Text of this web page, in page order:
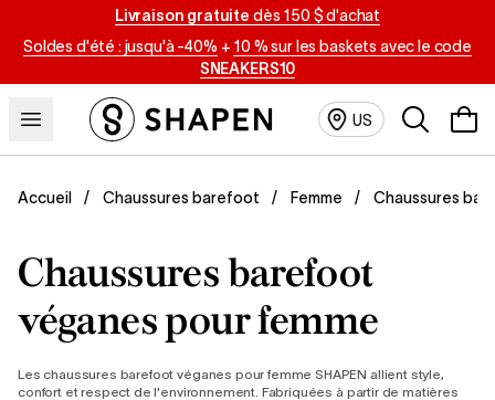
Livraison gratuite dès 150 $ d'achat
Soldes d'été : jusqu'à -40% + 10 % sur les baskets avec le code
SNEAKERS10
US Recherche
Accueil Chaussures barefoot Femme Chaussures
Chaussures barefoot
véganes pour femme
Les chaussures barefoot véganes pour femme SHAPEN allient style,
confort et respect de l'environnement. Fabriquées à partir de matières